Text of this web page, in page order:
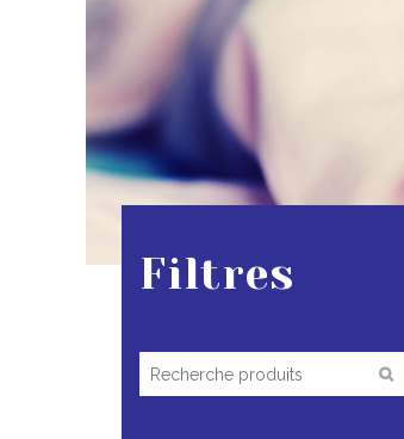
Filtres